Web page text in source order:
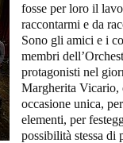
fosse per loro il
raccontarmi e da
Sono gli amici e i
membri
protagonisti nel
Margherita Vicario,
occasione unica,
elementi, per
possibilità stessa di